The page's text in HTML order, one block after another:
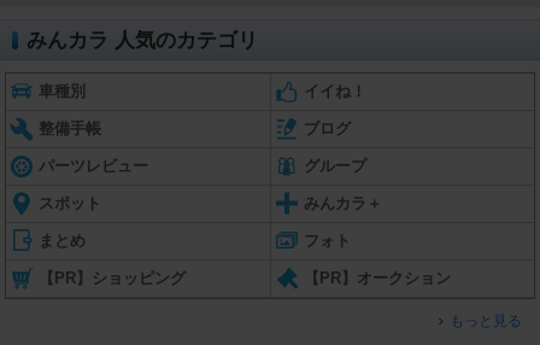
みんカラ 人気のカテゴリ
車種別 イイね！
整備手帳 ブログ
パーツレビュー グループ
スポット みんカラ＋
まとめ フォト
【PR】ショッピング 【PR】オークション
もっと見る